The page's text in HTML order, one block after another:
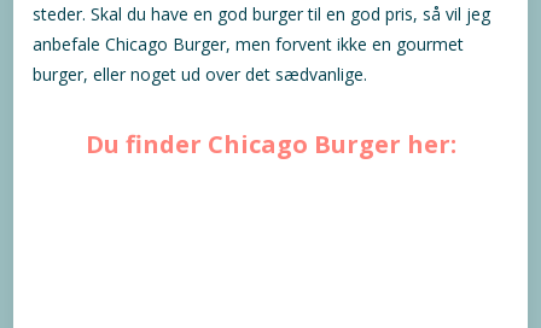
steder. Skal du have en god burger til en god pris, så vil jeg
anbefale Chicago Burger, men forvent ikke en gourmet
burger, eller noget ud over det sædvanlige.
Du finder Chicago Burger her: